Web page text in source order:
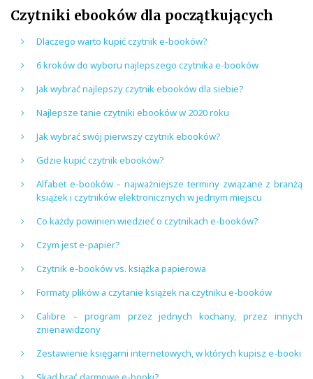
Czytniki ebooków dla początkujących
Dlaczego warto kupić czytnik e-booków?
6 kroków do wyboru najlepszego czytnika e-booków
Jak wybrać najlepszy czytnik ebooków dla siebie?
Najlepsze tanie czytniki ebooków w 2020 roku
Jak wybrać swój pierwszy czytnik ebooków?
Gdzie kupić czytnik ebooków?
Alfabet e-booków – najważniejsze terminy związane z branżą
książek i czytników elektronicznych w jednym miejscu
Co każdy powinien wiedzieć o czytnikach e-booków?
Czym jest e-papier?
Czytnik e-booków vs. książka papierowa
Formaty plików a czytanie książek na czytniku e-booków
Calibre – program przez jednych kochany, przez innych
znienawidzony
Zestawienie księgarni internetowych, w których kupisz e-booki